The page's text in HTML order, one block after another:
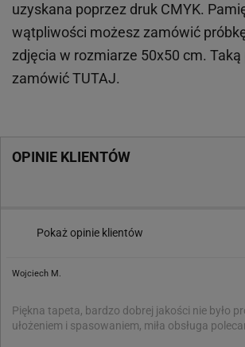
uzyskana poprzez druk CMYK.
wątpliwości możesz zamówić
zdjęcia w rozmiarze 50x50 cm.
zamówićTUTAJ.
OPINIE KLIENTÓW
Pokaż opinie klientów
Wojciech M.
Piękna tapeta, bardzo dobrej jakości nie było
ułożeniem i spasowaniem, miła obsługa